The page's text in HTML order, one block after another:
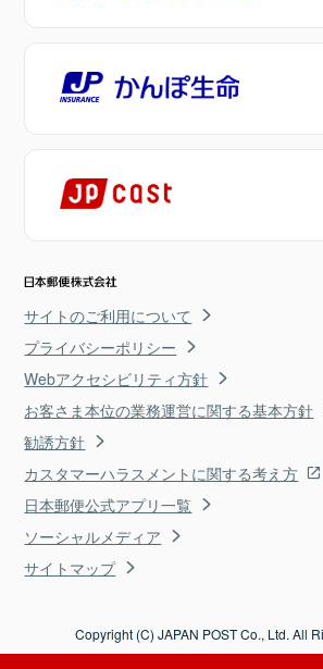
サイトのご利用について
プライバシーポリシー
Webアクセシビリティ方針
お客さま本位の業務運営に関する基本方針
勧誘方針
カスタマーハラスメントに関する考え方
日本郵便公式アプリ一覧
ソーシャルメディア
サイトマップ
Copyright (C) JAPAN POST Co., Ltd. All